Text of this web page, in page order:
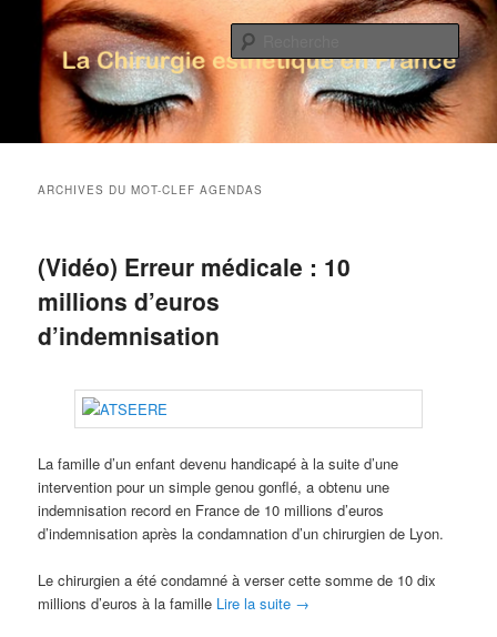
La Chirurgie Esthétique en France
ARCHIVES DU MOT-CLEFAGENDAS
(Vidéo) Erreur médicale : 10
millions d’euros
d’indemnisation
La famille d’un enfant devenu handicapé à la suite d’une
intervention pour un simple genou gonflé, a obtenu une
indemnisation record en France de 10 millions d’euros
d’indemnisation après la condamnation d’un chirurgien de Lyon.
Le chirurgien a été condamné à verser cette somme de 10 dix
millions d’euros à la famille Lire la suite →